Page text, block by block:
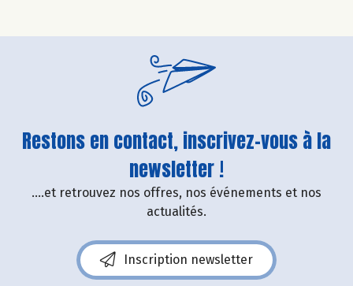
Restons en contact, inscrivez-vous à la
newsletter !
....et retrouvez nos offres, nos événements et nos
actualités.
Inscription newsletter